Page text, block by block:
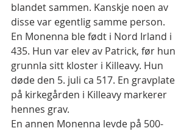
blandet sammen. Kanskje noen av
disse var egentlig samme person.
En Monenna ble født i Nord Irland i
435. Hun var elev av Patrick, før hun
grunnla sitt kloster i Killeavy. Hun
døde den 5. juli ca 517. En gravplate
på kirkegården i Killeavy markerer
hennes grav.
En annen Monenna levde på 500-